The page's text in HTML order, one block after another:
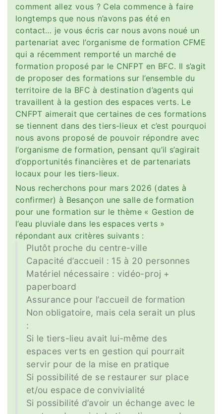
comment allez vous ? Cela commence à faire
longtemps que nous n’avons pas été en
contact… je vous écris car nous avons noué un
partenariat avec l’organisme de formation CFME
qui a récemment remporté un marché de
formation proposé par le CNFPT en BFC. Il s’agit
de proposer des formations sur l’ensemble du
territoire de la BFC à destination d’agents qui
travaillent à la gestion des espaces verts. Le
CNFPT aimerait que certaines de ces formations
se tiennent dans des tiers-lieux et c’est pourquoi
nous avons proposé de pouvoir répondre avec
l’organisme de formation, pensant qu’il s’agirait
d’opportunités financières et de partenariats
locaux pour les tiers-lieux.
Nous recherchons pour mars 2026 (dates à
confirmer) à Besançon une salle de formation
pour une formation sur le thème « Gestion de
l’eau pluviale dans les espaces verts »
répondant aux critères suivants :
Plutôt proche du centre-ville
Capacité d’accueil : 15 à 20 personnes
Matériel nécessaire : vidéo-proj +
paperboard
Assurance pour l’accueil de formation
Non obligatoire, mais cela serait un plus
:
Si le tiers-lieu avait lui-même des
espaces verts en gestion qui pourrait
servir pour de la mise en pratique
Si possibilité de se restaurer sur place
et/ou espace de convivialité
Si possibilité d’avoir un échange avec le